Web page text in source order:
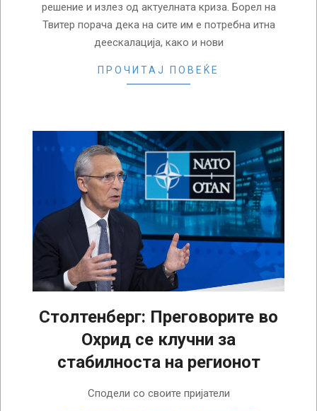
решение и излез од актуелната криза. Борел на
Твитер порача дека на сите им е потребна итна
деескалација, како и нови
ПРОЧИТАЈ ПОВЕЌЕ
Столтенберг: Преговорите во
Охрид се клучни за
стабилноста на регионот
Сподели со своите пријатели